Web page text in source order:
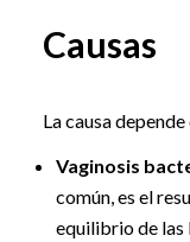
Causas
La causa
Vaginosis
común, es el
equilibrio de las